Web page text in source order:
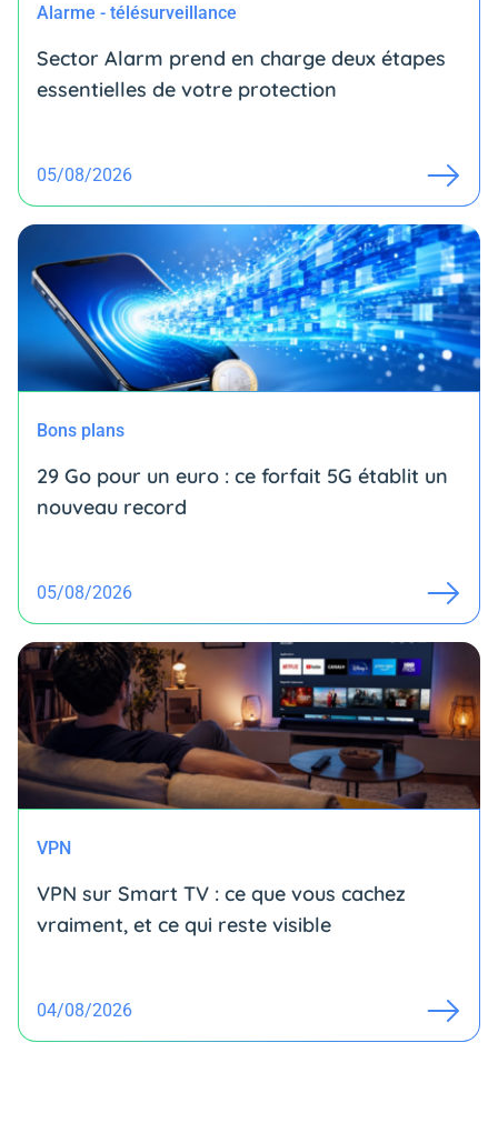
Alarme - télésurveillance
Sector Alarm prend en charge deux étapes
essentielles de votre protection
05/08/2026
Bons plans
29 Go pour un euro : ce forfait 5G établit un
nouveau record
05/08/2026
VPN
VPN sur Smart TV : ce que vous cachez
vraiment, et ce qui reste visible
04/08/2026